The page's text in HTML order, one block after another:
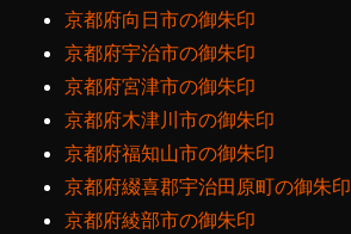
京都府向日市の御朱印
京都府宇治市の御朱印
京都府宮津市の御朱印
京都府木津川市の御朱印
京都府福知山市の御朱印
京都府綴喜郡宇治田原町の御朱印
京都府綾部市の御朱印